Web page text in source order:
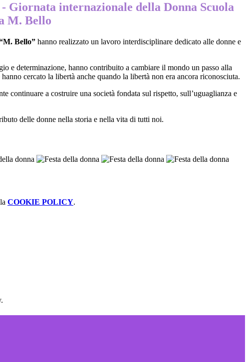
Giornata internazionale della Donna Scuola
M. Bello
Bello” hanno realizzato un lavoro interdisciplinare dedicato alle donne e
e determinazione, hanno contribuito a cambiare il mondo un passo alla
cercato la libertà anche quando la libertà non era ancora riconosciuta.
continuare a costruire una società fondata sul rispetto, sull’uguaglianza e
delle donne nella storia e nella vita di tutti noi.
COOKIE POLICY.